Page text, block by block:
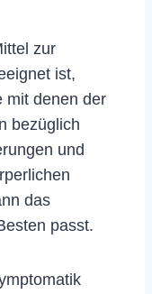
zur
ist,
mit denen der
bezüglich
und
das
passt.